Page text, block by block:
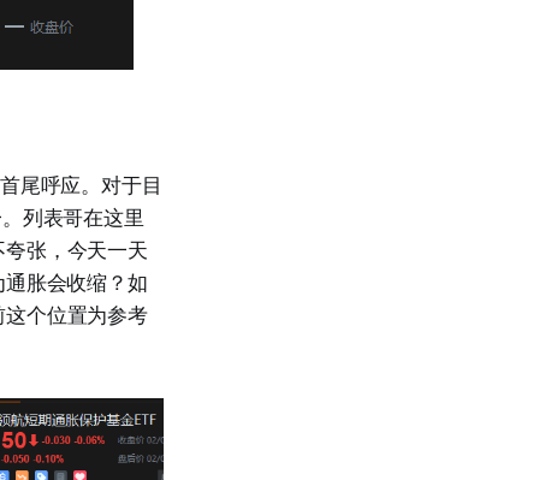
尾呼应。对于目
列表哥在这里
张，今天一天
胀会收缩？如
个位置为参考